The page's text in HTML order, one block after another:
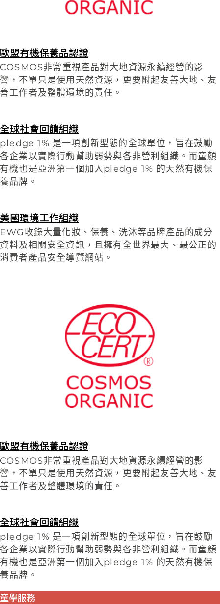
歐盟有機保養品認證
COSMOS非常重視產品對大地資源永續經營的影
響，不單只是使用天然資源，更要附起友善大地、友
善工作者及整體環境的責任。
全球社會回饋組織
pledge 1% 是一項創新型態的全球單位，旨在鼓勵
各企業以實際行動幫助弱勢與各非營利組織。而童顏
有機也是亞洲第一個加入pledge 1% 的天然有機保
養品牌。
美國環境工作組織
EWG收錄大量化妝、保養、洗沐等品牌產品的成分
資料及相關安全資訊，且擁有全世界最大、最公正的
消費者產品安全導覽網站。
歐盟有機保養品認證
COSMOS非常重視產品對大地資源永續經營的影
響，不單只是使用天然資源，更要附起友善大地、友
善工作者及整體環境的責任。
全球社會回饋組織
pledge 1% 是一項創新型態的全球單位，旨在鼓勵
各企業以實際行動幫助弱勢與各非營利組織。而童顏
有機也是亞洲第一個加入pledge 1% 的天然有機保
養品牌。
童學服務